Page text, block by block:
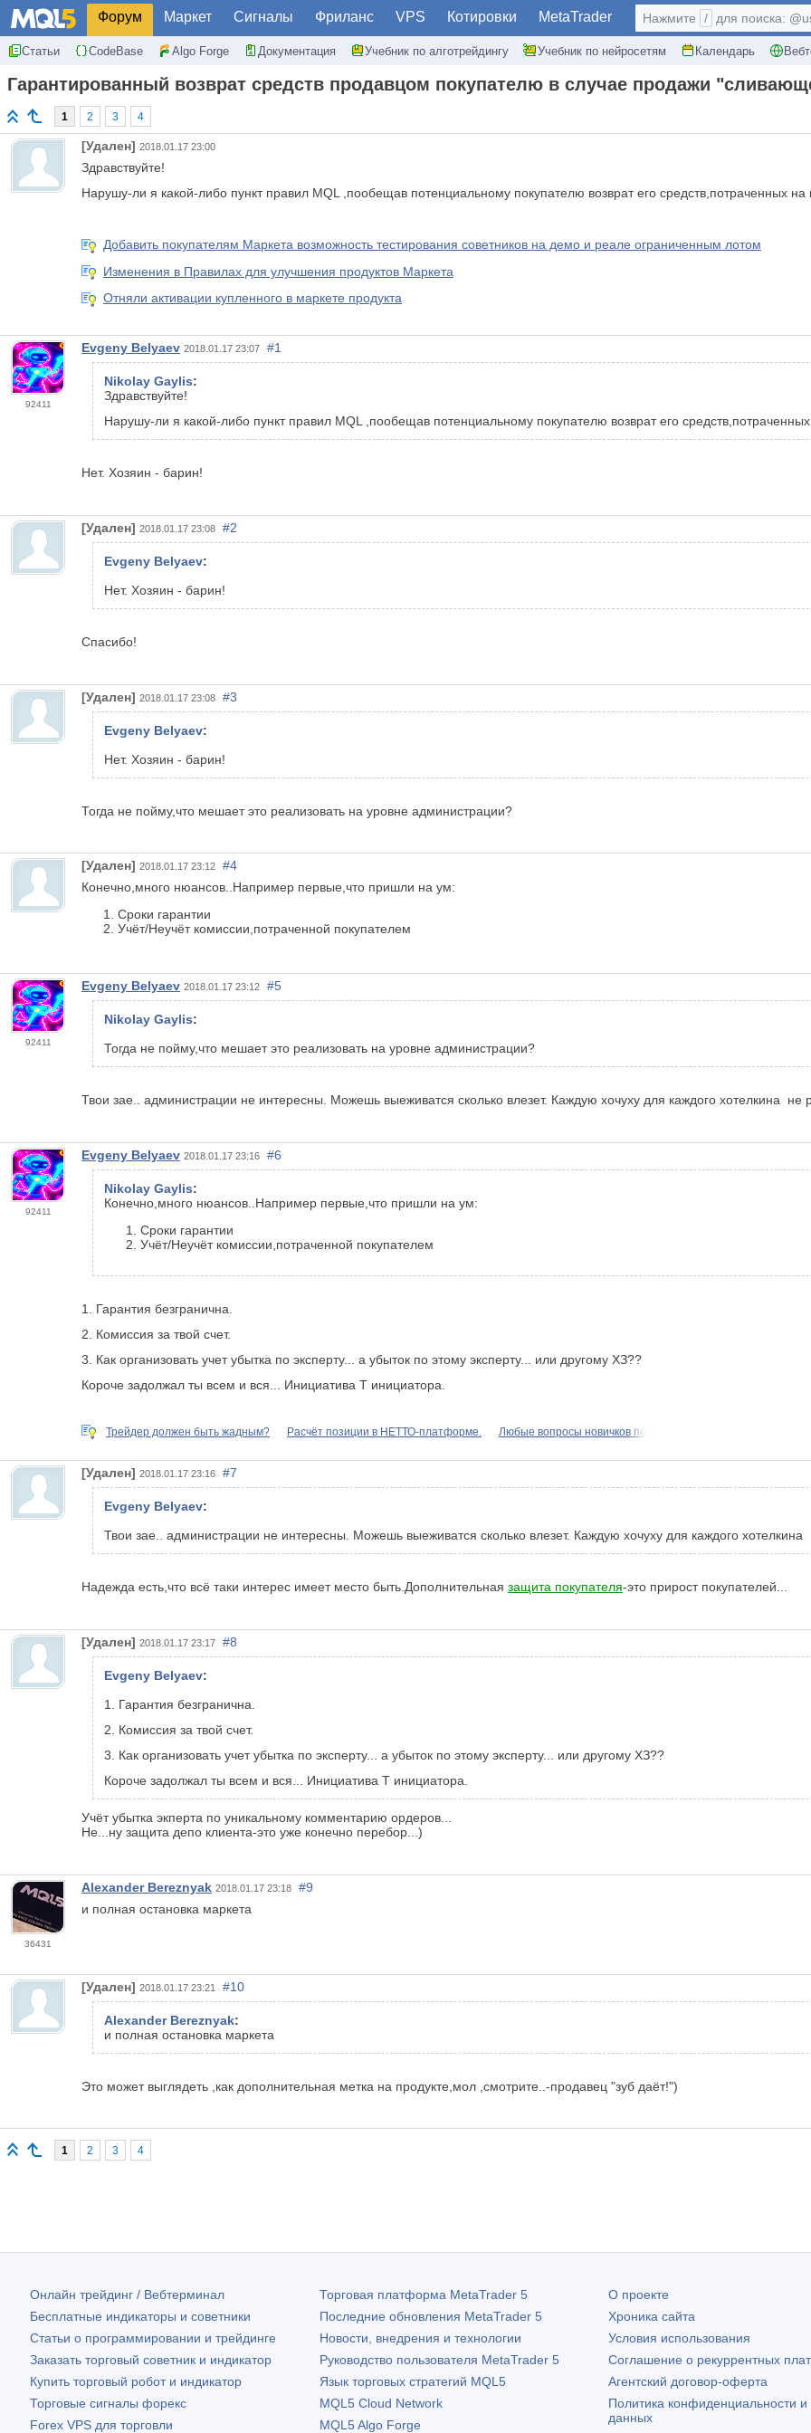
Форум Маркет Сигналы Фриланс VPS Котировки MetaTrader
Статьи CodeBase Algo Forge Документация Учебник по алготрейдингу Учебник по нейросетям Календарь
Нажмите / для поиска:
Гарантированный возврат средств продавцом покупателю в случае продажи
1 2 3 4
[Удален] 2018.01.17 23:00
Здравствуйте!
Нарушу-ли я какой-либо пункт правил MQL ,пообещав потенциальному покупателю возврат его средств,потраченных
Добавить покупателям Маркета возможность тестирования советников на демо и реале ограниченным лотом
Изменения в Правилах для улучшения продуктов Маркета
Отняли активации купленного в маркете продукта
92411
Evgeny Belyaev 2018.01.17 23:07 #1
Nikolay Gaylis:
Здравствуйте!
Нарушу-ли я какой-либо пункт правил MQL ,пообещав потенциальному покупателю возврат его
Нет. Хозяин - барин!
[Удален] 2018.01.17 23:08 #2
Evgeny Belyaev:
Нет. Хозяин - барин!
Спасибо!
[Удален] 2018.01.17 23:08 #3
Evgeny Belyaev:
Нет. Хозяин - барин!
Тогда не пойму,что мешает это реализовать на уровне администрации?
[Удален] 2018.01.17 23:12
#4
Конечно,много нюансов..Например первые,что пришли на ум:
Сроки гарантии
Учёт/Неучёт комиссии,потраченной покупателем
92411
Evgeny Belyaev 2018.01.17 23:12 #5
Nikolay Gaylis:
Тогда не пойму,что мешает это реализовать на уровне администрации?
Твои зае.. администрации не интересны. Можешь выеживатся сколько влезет. Каждую хочуху для каждого хотелкина не
92411
Evgeny Belyaev 2018.01.17 23:16 #6
Nikolay Gaylis:
Конечно,много нюансов..Например первые,что пришли на ум:
Сроки гарантии
Учёт/Неучёт комиссии,потраченной покупателем
1. Гарантия безгранична.
2. Комиссия за твой счет.
3. Как организовать учет убытка по эксперту... а убыток по этому эксперту... или другому ХЗ??
Короче задолжал ты всем и вся... Инициатива Т инициатора.
Трейдер должен быть жадным? Расчёт позиции в НЕТТО-платформе. Любые вопросы новичков по
[Удален] 2018.01.17 23:16 #7
Evgeny Belyaev:
Твои зае.. администрации не интересны. Можешь выеживатся сколько влезет. Каждую хочуху для каждого хотелкина
Надежда есть,что всё таки интерес имеет место быть.Дополнительная защита покупателя-это прирост покупателей...
[Удален] 2018.01.17 23:17 #8
Evgeny Belyaev:
1. Гарантия безгранична.
2. Комиссия за твой счет.
3. Как организовать учет убытка по эксперту... а убыток по этому эксперту... или другому ХЗ??
Короче задолжал ты всем и вся... Инициатива Т инициатора.
Учёт убытка экперта по уникальному комментарию ордеров...
Не...ну защита депо клиента-это уже конечно перебор...)
36431
Alexander Bereznyak 2018.01.17 23:18
#9
и полная остановка маркета
[Удален] 2018.01.17 23:21 #10
Alexander Bereznyak:
и полная остановка маркета
Это может выглядеть ,как дополнительная метка на продукте,мол ,смотрите..-продавец "зуб даёт!")
1 2 3 4
Онлайн трейдинг / Вебтерминал
Бесплатные индикаторы и советники
Статьи о программировании и трейдинге
Заказать торговый советник и индикатор
Купить торговый робот и индикатор
Торговые сигналы форекс
Forex VPS для торговли
Торговая платформа MetaTrader 5
Последние обновления MetaTrader 5
Новости, внедрения и технологии
Руководство пользователя MetaTrader 5
Язык торговых стратегий MQL5
MQL5 Cloud Network
MQL5 Algo Forge
О проекте
Хроника сайта
Условия использования
Соглашение о рекуррентных
Агентский договор-оферта
Политика конфиденциальности
данных